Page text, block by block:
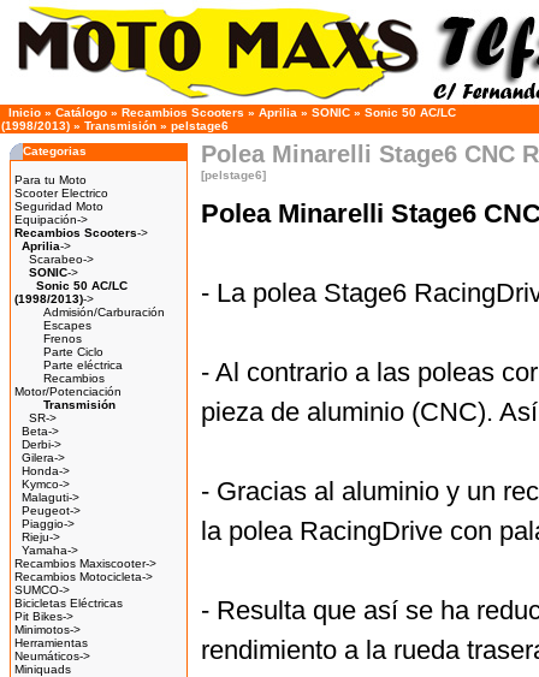
Inicio » Catálogo » Recambios Scooters » Aprilia » SONIC » Sonic 50 AC/LC
(1998/2013) » Transmisión » pelstage6
Categorias
Para tu Moto
Scooter Electrico
Seguridad Moto
Equipación->
Recambios Scooters->
Aprilia->
Scarabeo->
SONIC->
Sonic 50 AC/LC
(1998/2013)->
Admisión/Carburación
Escapes
Frenos
Parte Ciclo
Parte eléctrica
Recambios
Motor/Potenciación
Transmisión
SR->
Beta->
Derbi->
Gilera->
Honda->
Kymco->
Malaguti->
Peugeot->
Piaggio->
Rieju->
Yamaha->
Recambios Maxiscooter->
Recambios Motocicleta->
SUMCO->
Bicicletas Eléctricas
Pit Bikes->
Minimotos->
Herramientas
Neumáticos->
Miniquads
Polea Minarelli Stage6 CNC
[pelstage6]
Polea Minarelli Stage6
- La polea Stage6
- Al contrario a las poleas
pieza de aluminio (CNC).
- Gracias al aluminio y un
la polea RacingDrive con
- Resulta que así se ha
rendimiento a la rueda